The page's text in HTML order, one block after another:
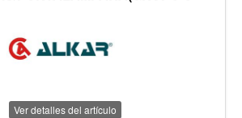
Ver detalles del artículo